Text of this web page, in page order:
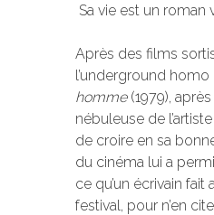
Sa vie est un
Après des films
l’underground
homme(1979),
nébuleuse de l’artiste
de croire en sa
du cinéma lui a
ce qu’un écrivain
festival, pour n’en